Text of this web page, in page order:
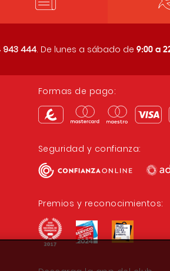
943 444. De lunes a sábado de 9:00 a
Formas de pago:
Seguridad y confianza:
Premios y reconocimientos: